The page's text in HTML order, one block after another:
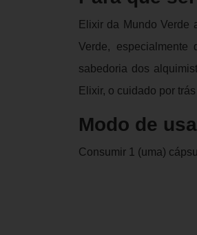
Elixir da Mundo Verde
Verde,
sabedoria dos
Elixir, o cuidado por
Modo de
Consumir 1 (uma)